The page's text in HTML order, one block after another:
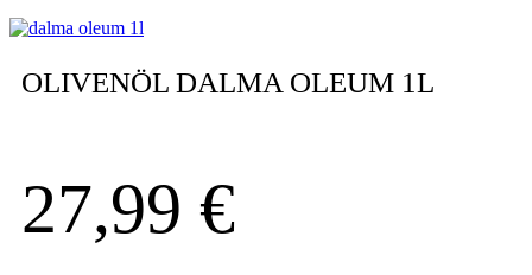
OLIVENÖL DALMA OLEUM 1L
27,99 €